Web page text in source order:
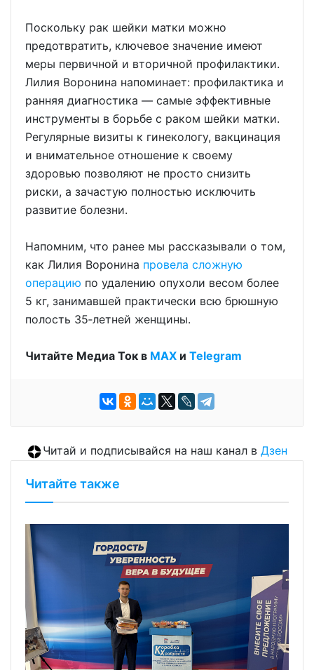
Поскольку рак шейки матки можно
предотвратить, ключевое значение имеют
меры первичной и вторичной профилактики.
Лилия Воронина напоминает: профилактика и
ранняя диагностика — самые эффективные
инструменты в борьбе с раком шейки матки.
Регулярные визиты к гинекологу, вакцинация
и внимательное отношение к своему
здоровью позволяют не просто снизить
риски, а зачастую полностью исключить
развитие болезни.
Напомним, что ранее мы рассказывали о том,
как Лилия Воронина провела сложную
операцию по удалению опухоли весом более
5 кг, занимавшей практически всю брюшную
полость 35‑летней женщины.
Читайте Медиа Ток в МАХ и Telegram
Читай и подписывайся на наш канал в Дзен
Читайте также